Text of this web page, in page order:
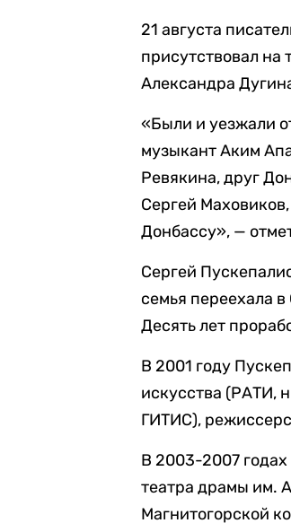
21 августа
присутствовал на
Александра
«Были и уезжали
музыкант Аким
Ревякина, друг
Сергей
Донбассу», —
Сергей
семья переехала
Десять лет
В 2001 году
искусства (РАТИ,
ГИТИС),
В 2003-2007 годах
театра драмы им.
Магнитогорской